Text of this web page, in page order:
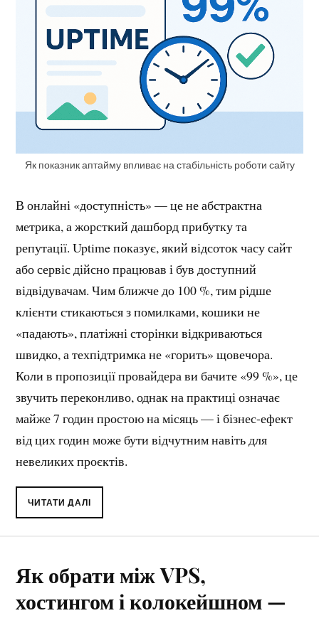
Як показник аптайму впливає на стабільність роботи сайту
В онлайні «доступність» — це не абстрактна
метрика, а жорсткий дашборд прибутку та
репутації. Uptime показує, який відсоток часу сайт
або сервіс дійсно працював і був доступний
відвідувачам. Чим ближче до 100 %, тим рідше
клієнти стикаються з помилками, кошики не
«падають», платіжні сторінки відкриваються
швидко, а техпідтримка не «горить» щовечора.
Коли в пропозиції провайдера ви бачите «99 %», це
звучить переконливо, однак на практиці означає
майже 7 годин простою на місяць — і бізнес-ефект
від цих годин може бути відчутним навіть для
невеликих проєктів.
ЧИТАТИ ДАЛІ
Як обрати між VPS,
хостингом і колокейшном —